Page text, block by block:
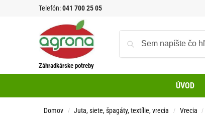
Telefón:041 700 25 05
Záhradkárske potreby
ÚVOD
Domov / Juta, siete, špagáty, textílie, vrecia / Vrecia /